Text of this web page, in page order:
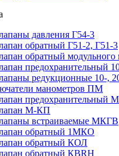
давления Г54-3
обратный Г51-2, Г51-3
обратный
предохранительный
редукционные 10-,
манометров ПМ
предохранительный
М-КП
встраиваемые МКГВ
обратный 1МКО
обратный КОЛ
обратный КВRН